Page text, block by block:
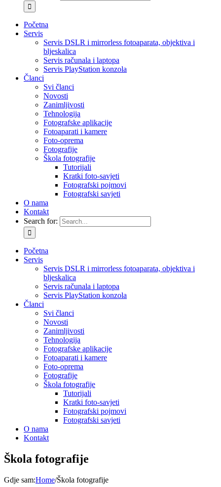
Početna
Servis
Servis DSLR i mirrorless fotoaparata, objektiva i
bljeskalica
Servis računala i laptopa
Servis PlayStation konzola
Članci
Svi članci
Novosti
Zanimljivosti
Tehnologija
Fotografske aplikacije
Fotoaparati i kamere
Foto-oprema
Fotografije
Škola fotografije
Tutorijali
Kratki foto-savjeti
Fotografski pojmovi
Fotografski savjeti
O nama
Kontakt
Search for:
Početna
Servis
Servis DSLR i mirrorless fotoaparata, objektiva i
bljeskalica
Servis računala i laptopa
Servis PlayStation konzola
Članci
Svi članci
Novosti
Zanimljivosti
Tehnologija
Fotografske aplikacije
Fotoaparati i kamere
Foto-oprema
Fotografije
Škola fotografije
Tutorijali
Kratki foto-savjeti
Fotografski pojmovi
Fotografski savjeti
O nama
Kontakt
Škola fotografije
Gdje sam:Home/Škola fotografije